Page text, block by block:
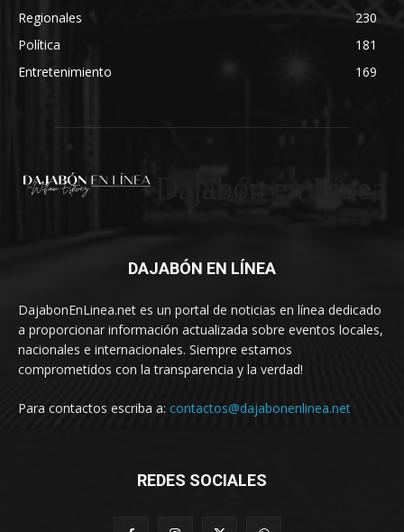
Regionales
230
Política
181
Entretenimiento
169
DAJABÓN EN LÍNEA
DajabonEnLinea.net es un portal de noticias en línea dedicado
a proporcionar información actualizada sobre eventos locales,
nacionales e internacionales. Siempre estamos
comprometidos con la transparencia y la verdad!
Para contactos escriba a: contactos@dajabonenlinea.net
REDES SOCIALES